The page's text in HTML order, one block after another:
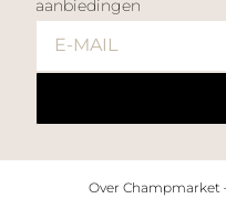
aanbiedingen
Over Champmarket